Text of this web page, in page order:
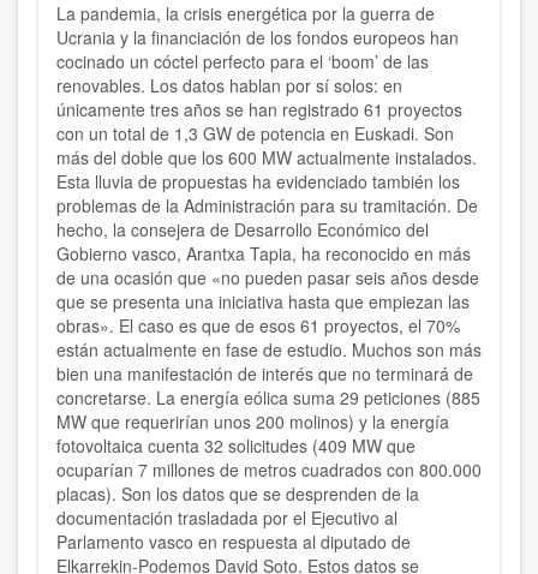
La pandemia, la crisis energética por la guerra de
Ucrania y la financiación de los fondos europeos han
cocinado un cóctel perfecto para el ‘boom’ de las
renovables. Los datos hablan por sí solos: en
únicamente tres años se han registrado 61 proyectos
con un total de 1,3 GW de potencia en Euskadi. Son
más del doble que los 600 MW actualmente instalados.
Esta lluvia de propuestas ha evidenciado también los
problemas de la Administración para su tramitación. De
hecho, la consejera de Desarrollo Económico del
Gobierno vasco, Arantxa Tapia, ha reconocido en más
de una ocasión que «no pueden pasar seis años desde
que se presenta una iniciativa hasta que empiezan las
obras». El caso es que de esos 61 proyectos, el 70%
están actualmente en fase de estudio. Muchos son más
bien una manifestación de interés que no terminará de
concretarse. La energía eólica suma 29 peticiones (885
MW que requerirían unos 200 molinos) y la energía
fotovoltaica cuenta 32 solicitudes (409 MW que
ocuparían 7 millones de metros cuadrados con 800.000
placas). Son los datos que se desprenden de la
documentación trasladada por el Ejecutivo al
Parlamento vasco en respuesta al diputado de
Elkarrekin-Podemos David Soto. Estos datos se